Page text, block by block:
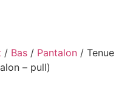
/ Bas / Pantalon / Tenue
– pull)